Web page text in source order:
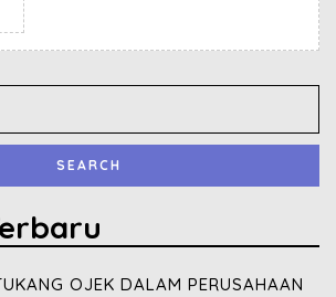
OJEK DALAM PERUSAHAAN